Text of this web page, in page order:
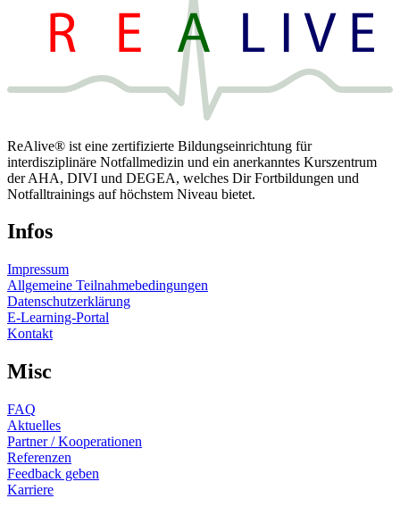
ReAlive® ist eine zertifizierte Bildungseinrichtung für
interdisziplinäre Notfallmedizin und ein anerkanntes Kurszentrum
der AHA, DIVI und DEGEA, welches Dir Fortbildungen und
Notfalltrainings auf höchstem Niveau bietet.
Infos
Impressum
Allgemeine Teilnahmebedingungen
Datenschutzerklärung
E-Learning-Portal
Kontakt
Misc
FAQ
Aktuelles
Partner / Kooperationen
Referenzen
Feedback geben
Karriere